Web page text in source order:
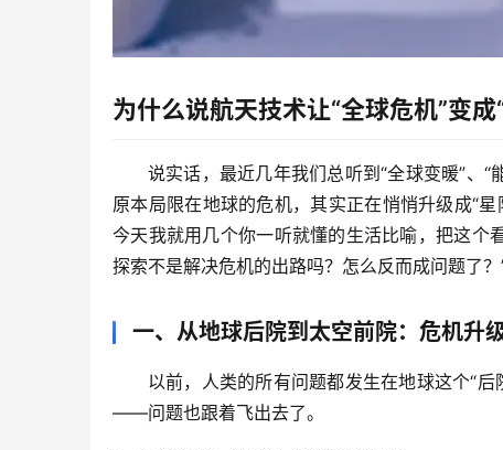
为什么说航天技术让“全球危机”变成
说实话，最近几年我们总听到“全球变暖”、
原本局限在地球的危机，其实正在悄悄升级成“星
今天我就用几个你一听就懂的生活比喻，把这个
探索不是解决危机的出路吗？怎么反而成问题了
一、从地球后院到太空前院：危机升
以前，人类的所有问题都发生在地球这个“
——问题也跟着飞出去了。